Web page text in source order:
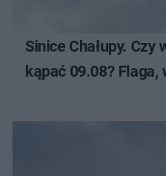
Sinice Chałupy. Czy
kąpać 09.08?